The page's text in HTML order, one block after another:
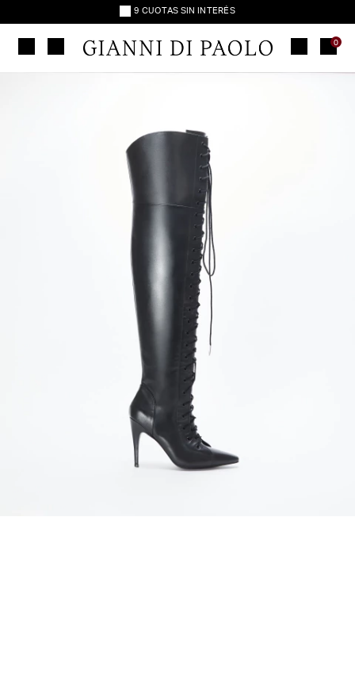
9 CUOTAS SIN INTERÉS
ENVÍO GRATIS
30% OFF TRANSFERENCIA
9 CUOTAS SIN INTERÉS
ENVÍO GRATIS
30% OFF TRANSFERENCIA
9 CUOTAS SIN INTERÉS
ENVÍO GRATIS
30% OFF TRANSFERENCIA
9 CUOTAS SIN INTERÉS
ENVÍO GRATIS
30% OFF TRANSFERENCIA
0